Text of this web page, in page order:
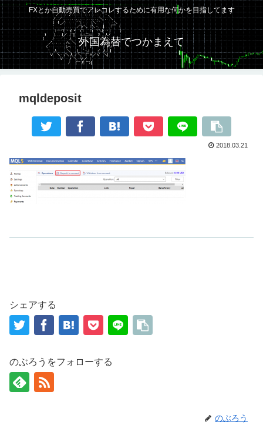
FXとか自動売買でアレコレするために有用な何かを目指してます
外国為替でつかまえて
mqldeposit
2018.03.21
シェアする
のぶろうをフォローする
のぶろう